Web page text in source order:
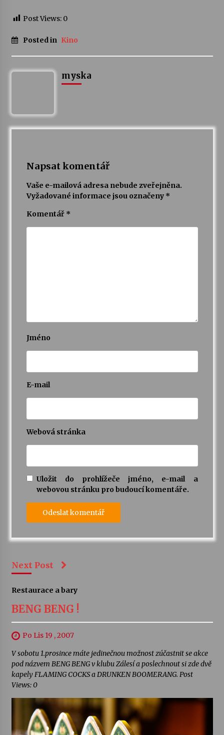
Post Views: 0
Posted in Kino
myska
Napsat komentář
Vaše e-mailová adresa nebude zveřejněna.
Vyžadované informace jsou označeny *
Komentář *
Jméno
E-mail
Webová stránka
Uložit do prohlížeče jméno, e-mail a
webovou stránku pro budoucí komentáře.
Next Post
Restaurace a bary
BENG BENG !
Po Lis 19 , 2007
V sobotu 1.prosince máte jedinečnou možnost zúčastnit se akce
pod názvem BENG BENG v klubu Zálesí a poslechnout si zde dvě
kapely FLAMING COCKS a DRUNKEN BOOMERANG. Post
Views: 0